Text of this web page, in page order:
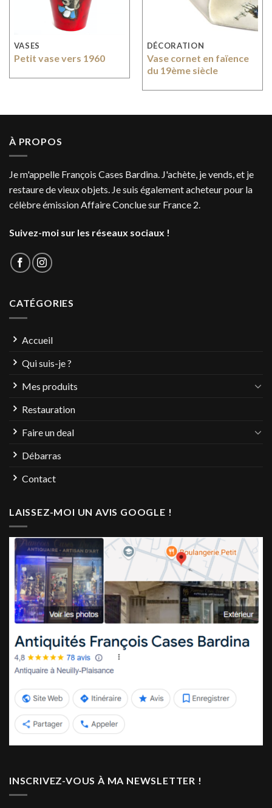
VASES
Petit vase vers 1960
DÉCORATION
Vase cornet en faïence
du 19ème siècle
À PROPOS
Je m'appelle François Cases Bardina. J'achète, je vends, et je
restaure de vieux objets. Je suis également acheteur pour la
célèbre émission Affaire Conclue sur France 2.
Suivez-moi sur les réseaux sociaux !
CATÉGORIES
Accueil
Qui suis-je ?
Mes produits
Restauration
Faire un deal
Débarras
Contact
LAISSEZ-MOI UN AVIS GOOGLE !
INSCRIVEZ-VOUS À MA NEWSLETTER !